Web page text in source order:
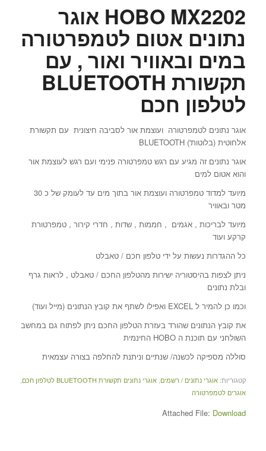
HOBO MX2202 אוגר
נתונים אטום לטמפרטורה
במים ובאוויר ואור , עם
תקשורת BLUETOOTH
לטלפון חכם
אוגר נתונים לטמפרטורה ועוצמת אור לסביבה חיצונית עם תקשורת
אלחוטית (בלוטות') BLUETOOTH
אוגר נתונים זה מגיע עם רגש טמפרטורה פנימי ועם רגש לעוצמת אור
והוא אטום למים
מיועד למדוד טמפרטורה ועוצמת אור בתוך מים עד לעומק של כ 30
מטר ובאוויר
מיועד לבריכות , אגמים , חממות , שדות , חדרי קירור , טמפרטורת
קרקע ועוד
כל ההגדרות נעשות על ידי טלפון חכם / טאבלט
ניתן לצפות בהיסטוריה ישירות מהטלפון החכם / טאבלט , לראות גרף
ובלת נתונים
וכמו כן להמיר ל EXCEL ואפילו לשתף את קובץ הנתונים (מייל ועוד)
את קובץ הנתונים שהורד בעזרת הטלפון החכם ניתן לפתוח גם במחשב
השולחני עם תוכנת ה HOBO החינמית
סוללה מספיקה לכשנה/ שנתיים וניתנת להחלפה בצורה עצמאית
קטגוריות: אוגרי נתונים / רשמים, אוגרי נתונים תקשורת BLUETOOTH לטלפון חכם
,
אוגרים לטמפרטורה
Attached File: Download